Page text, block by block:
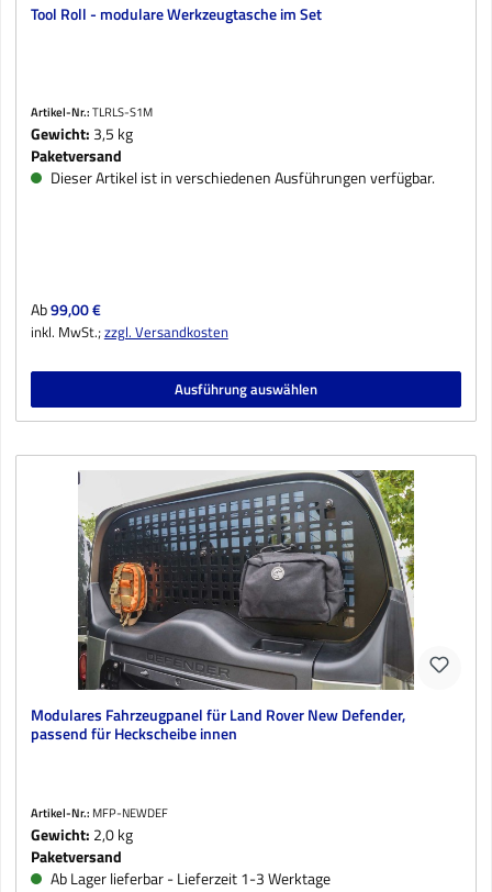
Tool Roll - modulare Werkzeugtasche im Set
Artikel-Nr.:TLRLS-S1M
Gewicht: 3,5 kg
Paketversand
Dieser Artikel ist in verschiedenen Ausführungen verfügbar.
Regulärer Preis:
Ab99,00 €
inkl. MwSt.;zzgl. Versandkosten
Ausführung auswählen
Modulares Fahrzeugpanel für Land Rover New Defender,
passend für Heckscheibe innen
Artikel-Nr.: MFP-NEWDEF
Gewicht: 2,0 kg
Paketversand
Ab Lager lieferbar - Lieferzeit 1-3 Werktage